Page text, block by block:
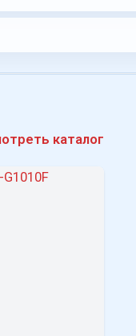
каталог